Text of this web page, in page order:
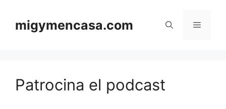
contenido
migymencasa.com Menú
Patrocina el podcast